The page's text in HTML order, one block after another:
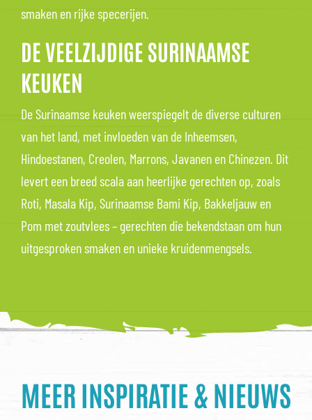
smaken en rijke specerijen.
DE VEELZIJDIGE SURINAAMSE
KEUKEN
De Surinaamse keuken weerspiegelt de diverse culturen
van het land, met invloeden van de Inheemsen,
Hindoestanen, Creolen, Marrons, Javanen en Chinezen. Dit
levert een breed scala aan heerlijke gerechten op, zoals
Roti, Masala Kip, Surinaamse Bami Kip, Bakkeljauw en
Pom met zoutvlees – gerechten die bekendstaan om hun
uitgesproken smaken en unieke kruidenmengsels.
MEER INSPIRATIE & NIEUWS